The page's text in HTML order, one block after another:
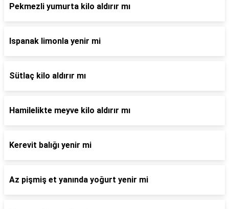
Pekmezli yumurta kilo aldırır mı
Ispanak limonla yenir mi
Sütlaç kilo aldırır mı
Hamilelikte meyve kilo aldırır mı
Kerevit balığı yenir mi
Az pişmiş et yanında yoğurt yenir mi